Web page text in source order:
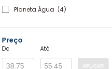
Planeta Água (4)
Preço
De Até
APLICAR